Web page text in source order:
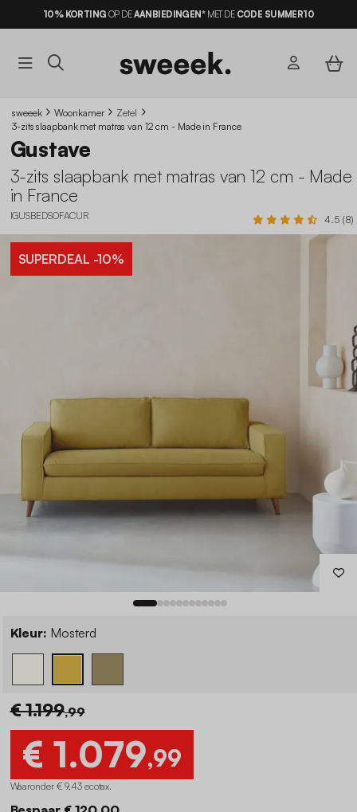
10% KORTING OP DEAANBIEDINGEN* MET DE CODE SUMMER10
sweeek Woonkamer
Zetel
3-zits slaapbank met matras van 12 cm - Made in France
Gustave
3-zits slaapbank met matras van 12 cm - Made
in France
IGUSBEDSOFACUR 4.5 (8)
SUPERDEAL -10%
Kleur: Mosterd
€ 1.199,99
€ 1.079,99
Waaronder € 9,43 ecotax.